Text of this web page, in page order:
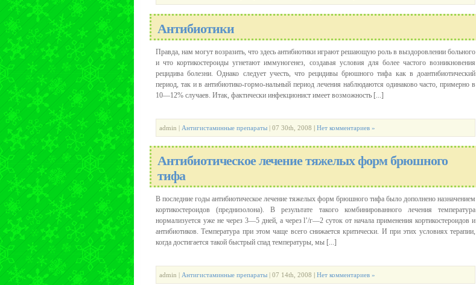
Антибиотики
Правда, нам могут возразить, что здесь антибиотики играют решающую роль в выздоровлении больного
и что кортикостероиды угнетают иммуногенез, создавая условия для более частого возникновения
рецидива болезни. Однако следует учесть, что рецидивы брюшного тифа как в доантибиотический
период, так и в антибиотико-гормо-нальный период лечения наблюдаются одинаково часто, примерно в
10—12% случаев. Итак, фактически инфекционист имеет возможность [...]
admin | Антигистаминные препараты | 07 30th, 2008 | Нет комментариев »
Антибиотическое лечение тяжелых форм брюшного
тифа
В последние годы антибиотическое лечение тяжелых форм брюшного тифа было дополнено назначением
кортикостероидов (преднизолона). В результате такого комбинированного лечения температура
нормализуется уже не через 3—5 дней, а через l’/г—2 суток от начала применения кортикостероидов и
антибиотиков. Температура при этом чаще всего снижается критически. И при этих условиях терапии,
когда достигается такой быстрый спад температуры, мы [...]
admin | Антигистаминные препараты | 07 14th, 2008 | Нет комментариев »